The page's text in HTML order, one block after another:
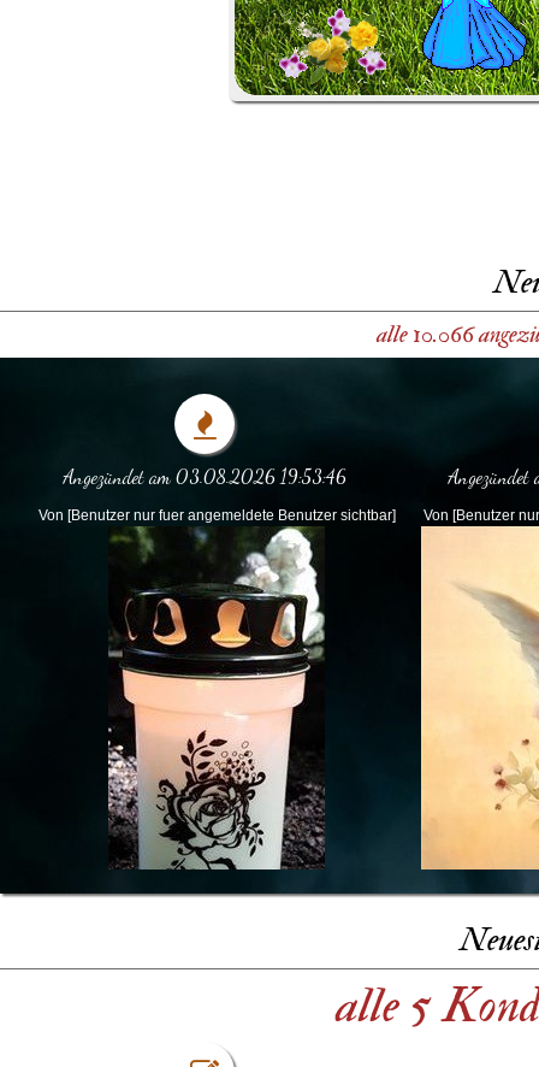
alle 10.066
Angezündet am 03.08.2026 19:53:46
Von [Benutzer nur fuer angemeldete Benutzer sichtbar] Von [Benutzer
alle 5